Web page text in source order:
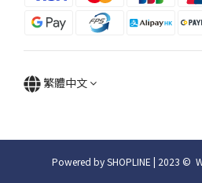
繁體中文
Powered by SHOPLINE | 2023 ©